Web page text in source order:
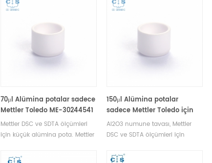
potaları, numune kapları ve dsc
tavaları üreticisi. Termal analiz
70μl Alümina potalar sadece
Mettler Toledo ME-30244541
için seramik potalar
(Numune tavaları)
Mettler DSC ve SDTA ölçümleri
için küçük alümina pota. Mettler
tavaları üreticisi. Termal analiz
150μl Alümina potalar
sadece Mettler Toledo için
seramik potalar (Numune
tavaları)
Al2O3 numune tavası, Mettler
DSC ve SDTA ölçümleri için
tavaları. Mettler Toledo potaları